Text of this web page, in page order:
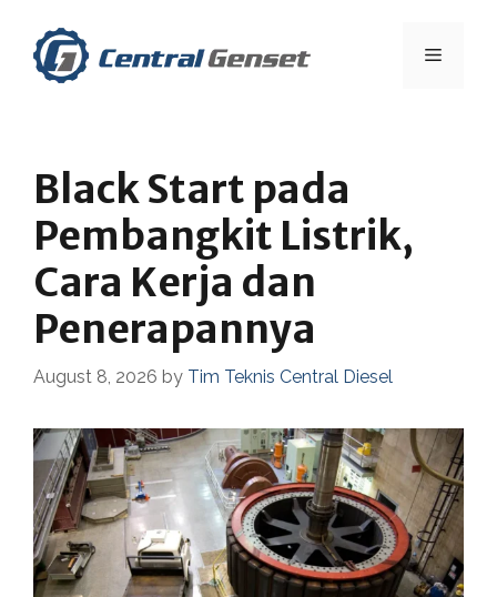
content
Menu
Black Start pada
Pembangkit Listrik,
Cara Kerja dan
Penerapannya
August 8, 2026 by Tim Teknis Central Diesel